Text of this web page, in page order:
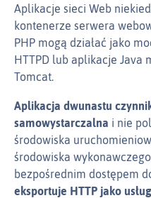
Aplikacje sieci Web
kontenerze serwera
PHP mogą działać jako
HTTPD lub aplikacje Java
Tomcat.
Aplikacja dwunastu
samowystarczalna i nie
środowiska
środowiska
bezpośrednim dostępem
eksportuje HTTP jako